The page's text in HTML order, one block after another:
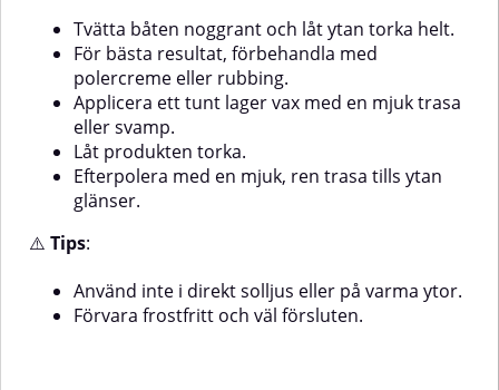
produkten verka kort och polera
sedan ytan med en torr, ren
mikrofiberduk.⚠️ Viktigt att tänka
påApplicera inte i direkt solljus
eller på heta ytor.Förvara
frostfritt.
korsmönster över en yta på ca
1×1 meterPolera omedelbart
med en ren, torr
mikrofiberdukLåt inte produkten
torka in⚠️ Varningar / Tänk
på ytan – applicera via dukTesta
alltid på en liten yta innan full
förvaringUndvik kemisk tvätt
första 24 timmarna efter
Tvätta båten noggrant och låt ytan torka helt.
För bästa resultat, förbehandla med
polercreme eller rubbing.
Applicera ett tunt lager vax med en mjuk trasa
eller svamp.
Låt produkten torka.
Efterpolera med en mjuk, ren trasa tills ytan
glänser.
⚠️ Tips:
Använd inte i direkt solljus eller på varma ytor.
Förvara frostfritt och väl försluten.